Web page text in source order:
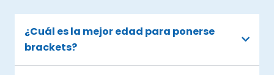
¿Cuál es la mejor edad para ponerse
brackets?